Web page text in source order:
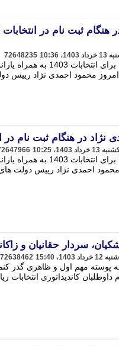
72648235
محمود احمدی نژاد در روز ثبت نام
امروز محمود احمدی نژاد رییس
در هنگام ثبت نام در
محمود احمدی نژاد در روز ثبت نام
احمدی نژاد رییس دولت
سردار حقانیان و
72638462
به پوسته مهم اول و ظاهری گذر
کاندیداتوری انتخابات